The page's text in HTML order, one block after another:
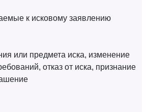
к исковому заявлению
или предмета иска, изменение
отказ от иска, признание